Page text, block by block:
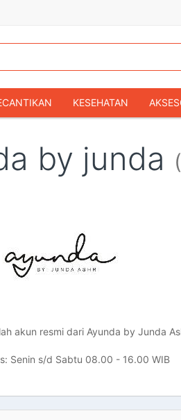
KESEHATAN
BAYI & ANAK GAMING &
by junda
akun resmi dari Ayunda by Junda
Senin s/d Sabtu 08.00 - 16.00 WIB